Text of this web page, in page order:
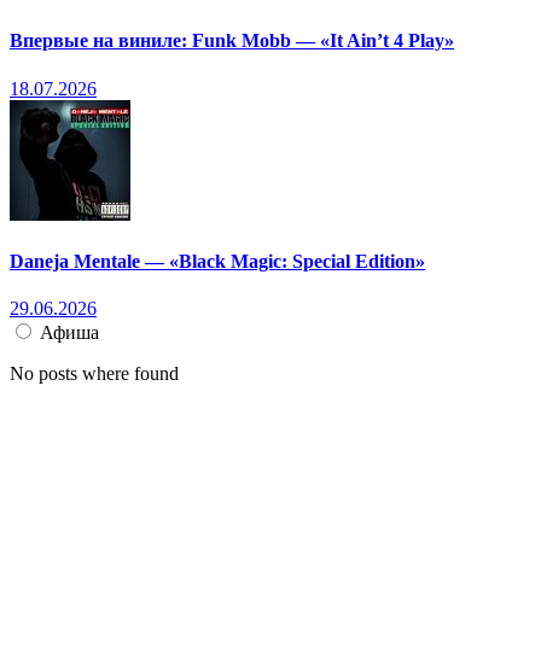
Впервые на виниле: Funk Mobb — «It Ain’t 4 Play»
18.07.2026
Daneja Mentale — «Black Magic: Special Edition»
29.06.2026
Афиша
No posts where found